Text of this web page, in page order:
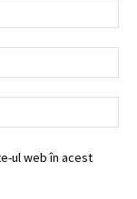
ul web în acest